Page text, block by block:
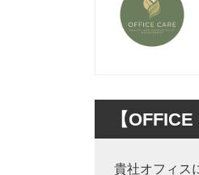
【
貴社オフィス